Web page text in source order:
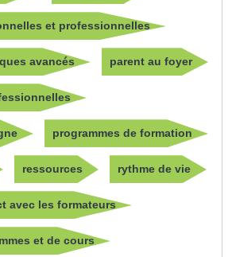
et professionnelles
avancés parent au foyer
programmes de formation
ressources rythme de vie
avec les formateurs
et de cours